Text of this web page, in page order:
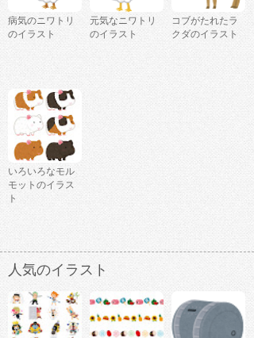
病気のニワトリ
のイラスト
元気なニワトリ
のイラスト
コブがたれたラ
クダのイラスト
いろいろなモル
モットのイラス
ト
人気のイラスト